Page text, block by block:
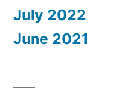
July 2022
June 2021